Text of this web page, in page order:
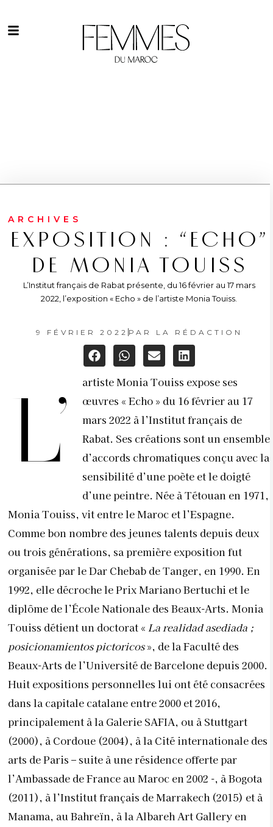
ARCHIVES
EXPOSITION : “ECHO”
DE MONIA TOUISS
L’Institut français de Rabat présente, du 16 février au 17 mars
2022, l’exposition « Echo » de l’artiste Monia Touiss.
9 FÉVRIER 2022 PAR LA RÉDACTION
L’
artiste Monia Touiss expose ses
œuvres « Echo » du 16 février au 17
mars 2022 à l’Institut français de
Rabat. Ses créations sont un ensemble
d’accords chromatiques conçu avec la
sensibilité d’une poète et le doigté
d’une peintre. Née à Tétouan en 1971,
Monia Touiss, vit entre le Maroc et l’Espagne.
Comme bon nombre des jeunes talents depuis deux
ou trois générations, sa première exposition fut
organisée par le Dar Chebab de Tanger, en 1990. En
1992, elle décroche le Prix Mariano Bertuchi et le
diplôme de l’École Nationale des Beaux-Arts. Monia
Touiss détient un doctorat « La realidad asediada ;
posicionamientos pictoricos», de la Faculté des
Beaux-Arts de l’Université de Barcelone depuis 2000.
Huit expositions personnelles lui ont été consacrées
dans la capitale catalane entre 2000 et 2016,
principalement à la Galerie SAFIA, ou à Stuttgart
(2000), à Cordoue (2004), à la Cité internationale des
arts de Paris – suite à une résidence offerte par
l’Ambassade de France au Maroc en 2002 -, à Bogota
(2011), à l’Institut français de Marrakech (2015) et à
Manama, au Bahreïn, à la Albareh Art Gallery en